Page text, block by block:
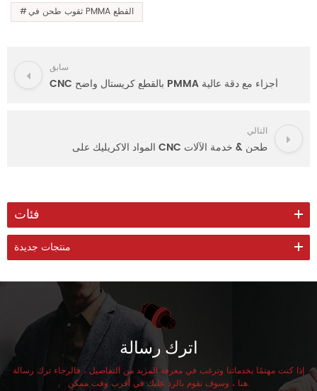
ثقوب طحن في PMMA القطع
سابق
CNC بالقطع كريستال واضح PMMA أجزاء مع دقة عالية
التالي
المواد الاكريليك على CNC طحن & خدمة الآلات
فئات
منتجات جديدة
اترك رسالة
إذا كنت مهتمًا بخدماتنا وترغب في معرفة المزيد من التفاصيل ، فالرجاء ترك رسالة
هنا ، وسوف نقوم بالرد عليك في أقرب وقت ممكن.